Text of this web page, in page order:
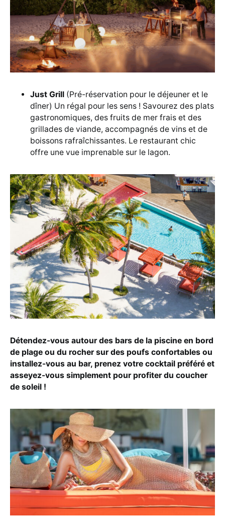
Just Grill (Pré-réservation pour le déjeuner et le
dîner) Un régal pour les sens ! Savourez des plats
gastronomiques, des fruits de mer frais et des
grillades de viande, accompagnés de vins et de
boissons rafraîchissantes. Le restaurant chic
offre une vue imprenable sur le lagon.
Détendez-vous autour des bars de la piscine en bord
de plage ou du rocher sur des poufs confortables ou
installez-vous au bar, prenez votre cocktail préféré et
asseyez-vous simplement pour profiter du coucher
de soleil !